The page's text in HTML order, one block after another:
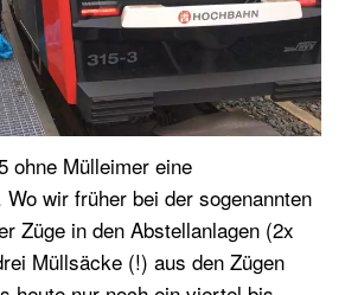
ohne Mülleimer eine
wir früher bei der sogenannten
Züge in den Abstellanlagen (2x
Müllsäcke (!) aus den Zügen